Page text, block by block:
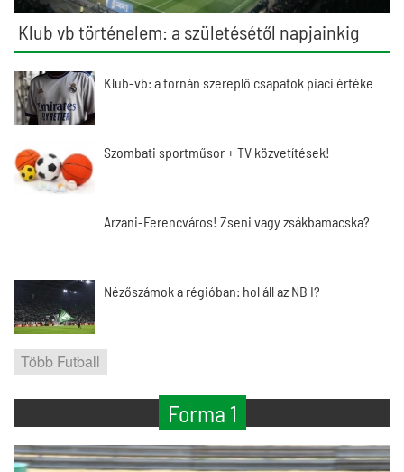
Klub vb történelem: a születésétől napjainkig
Klub-vb: a tornán szereplő csapatok piaci értéke
Szombati sportműsor + TV közvetítések!
Arzani-Ferencváros! Zseni vagy zsákbamacska?
Nézőszámok a régióban: hol áll az NB I?
Több Futball
Forma 1